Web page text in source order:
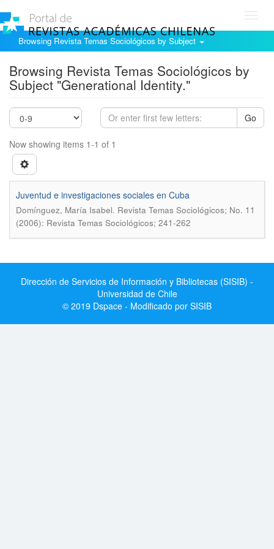
Browsing Revista Temas Sociológicos by Subject
Browsing Revista Temas Sociológicos by
Subject "Generational Identity."
Go
Now showing items 1-1 of 1
Juventud e investigaciones sociales en Cuba
Domí­nguez, Marí­a Isabel. Revista Temas Sociológicos; No. 11
(2006): Revista Temas Sociológicos; 241-262
Dirección de Servicios de Información y Bibliotecas (SISIB) -
Universidad de Chile
© 2019 Dspace - Modificado por SISIB